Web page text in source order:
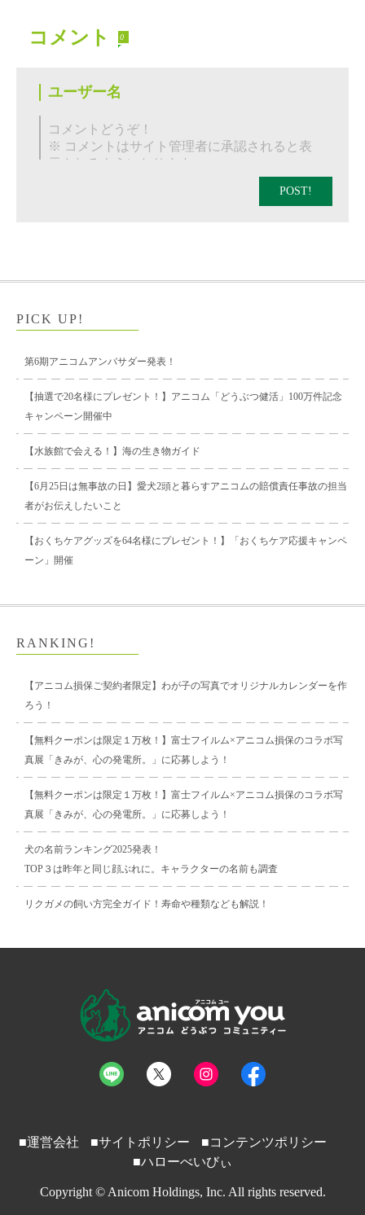
コメント 0
POST!
PICK UP!
第6期アニコムアンバサダー発表！
【抽選で20名様にプレゼント！】アニコム「どうぶつ健活」100万件記念
キャンペーン開催中
【水族館で会える！】海の生き物ガイド
【6月25日は無事故の日】愛犬2頭と暮らすアニコムの賠償責任事故の担当
者がお伝えしたいこと
【おくちケアグッズを64名様にプレゼント！】「おくちケア応援キャンペ
ーン」開催
RANKING!
【アニコム損保ご契約者限定】わが子の写真でオリジナルカレンダーを作
ろう！
【無料クーポンは限定１万枚！】富士フイルム×アニコム損保のコラボ写
真展「きみが、心の発電所。」に応募しよう！
【無料クーポンは限定１万枚！】富士フイルム×アニコム損保のコラボ写
真展「きみが、心の発電所。」に応募しよう！
犬の名前ランキング2025発表！
TOP３は昨年と同じ顔ぶれに。キャラクターの名前も調査
リクガメの飼い方完全ガイド！寿命や種類なども解説！
■運営会社 ■サイトポリシー
■コンテンツポリシー
■ハローべいびぃ
Copyright © Anicom Holdings, Inc. All rights reserved.